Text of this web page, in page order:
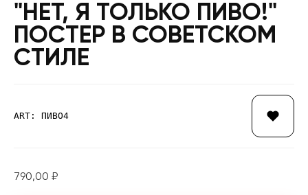
"НЕТ, Я ТОЛЬКО ПИВО!"
ПОСТЕР В СОВЕТСКОМ
СТИЛЕ
ART: ПИВО4
790,00 ₽